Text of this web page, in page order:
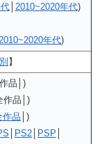
│ 2010~2020年代)
年代)
】
品│)
作品│)
作品 │)
PS2 PSP